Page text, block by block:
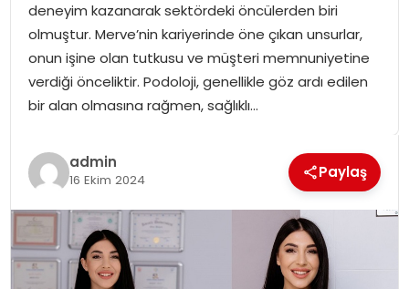
GÜNDEM
MAGAZIN
deneyim kazanarak sektördeki öncülerden biri
olmuştur. Merve’nin kariyerinde öne çıkan unsurlar,
onun işine olan tutkusu ve müşteri memnuniyetine
verdiği önceliktir. Podoloji, genellikle göz ardı edilen
bir alan olmasına rağmen, sağlıklı…
admin
16 Ekim 2024 Paylaş